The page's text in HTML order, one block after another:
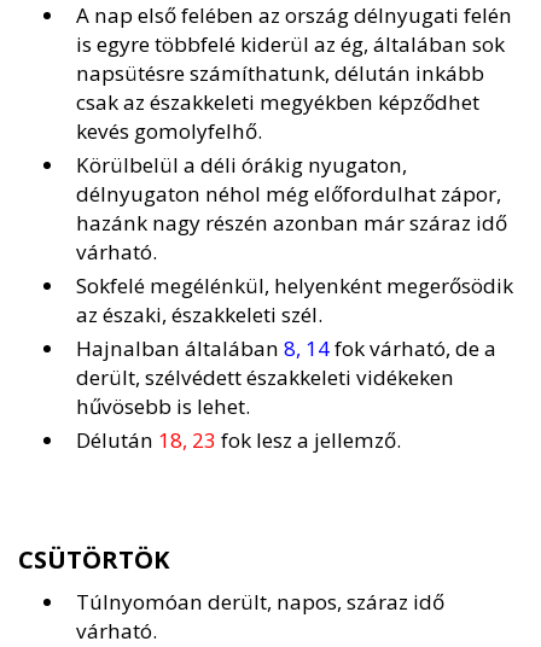
A nap első felében az ország délnyugati felén
is egyre többfelé kiderül az ég, általában sok
napsütésre számíthatunk, délután inkább
csak az északkeleti megyékben képződhet
kevés gomolyfelhő.
Körülbelül a déli órákig nyugaton,
délnyugaton néhol még előfordulhat zápor,
hazánk nagy részén azonban már száraz idő
várható.
Sokfelé megélénkül, helyenként megerősödik
az északi, északkeleti szél.
Hajnalban általában 8, 14fok várható, de a
derült, szélvédett északkeleti vidékeken
hűvösebb is lehet.
Délután 18, 23 fok lesz a jellemző.
CSÜTÖRTÖK
Túlnyomóan derült, napos, száraz idő
várható.